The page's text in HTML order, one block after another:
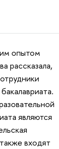
опытом
рассказала,
являются
входят